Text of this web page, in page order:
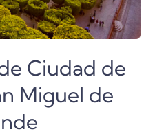
Ciudad de
Miguel de